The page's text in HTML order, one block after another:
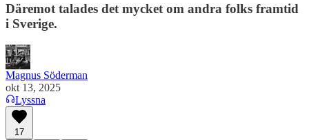
Däremot talades det mycket om andra folks framtid
i Sverige.
Magnus Söderman
okt 13, 2025
Lyssna
17